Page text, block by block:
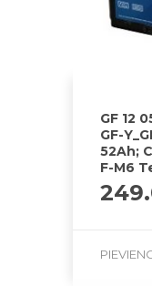
GF 12
GF-
52Ah;
F-M6